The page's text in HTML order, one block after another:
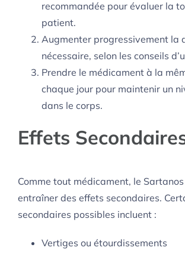
recommandée pour évaluer la
patient.
Augmenter progressivement la
nécessaire, selon les conseils
Prendre le médicament à la
chaque jour pour maintenir un
dans le corps.
Effets
Comme tout médicament, le
entraîner des effets secondaires.
secondaires possibles incluent :
Vertiges ou étourdissements